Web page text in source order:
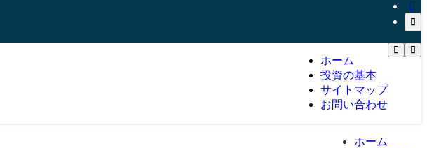
ホーム
投資の基本
サイトマップ
お問い合わせ
ホーム